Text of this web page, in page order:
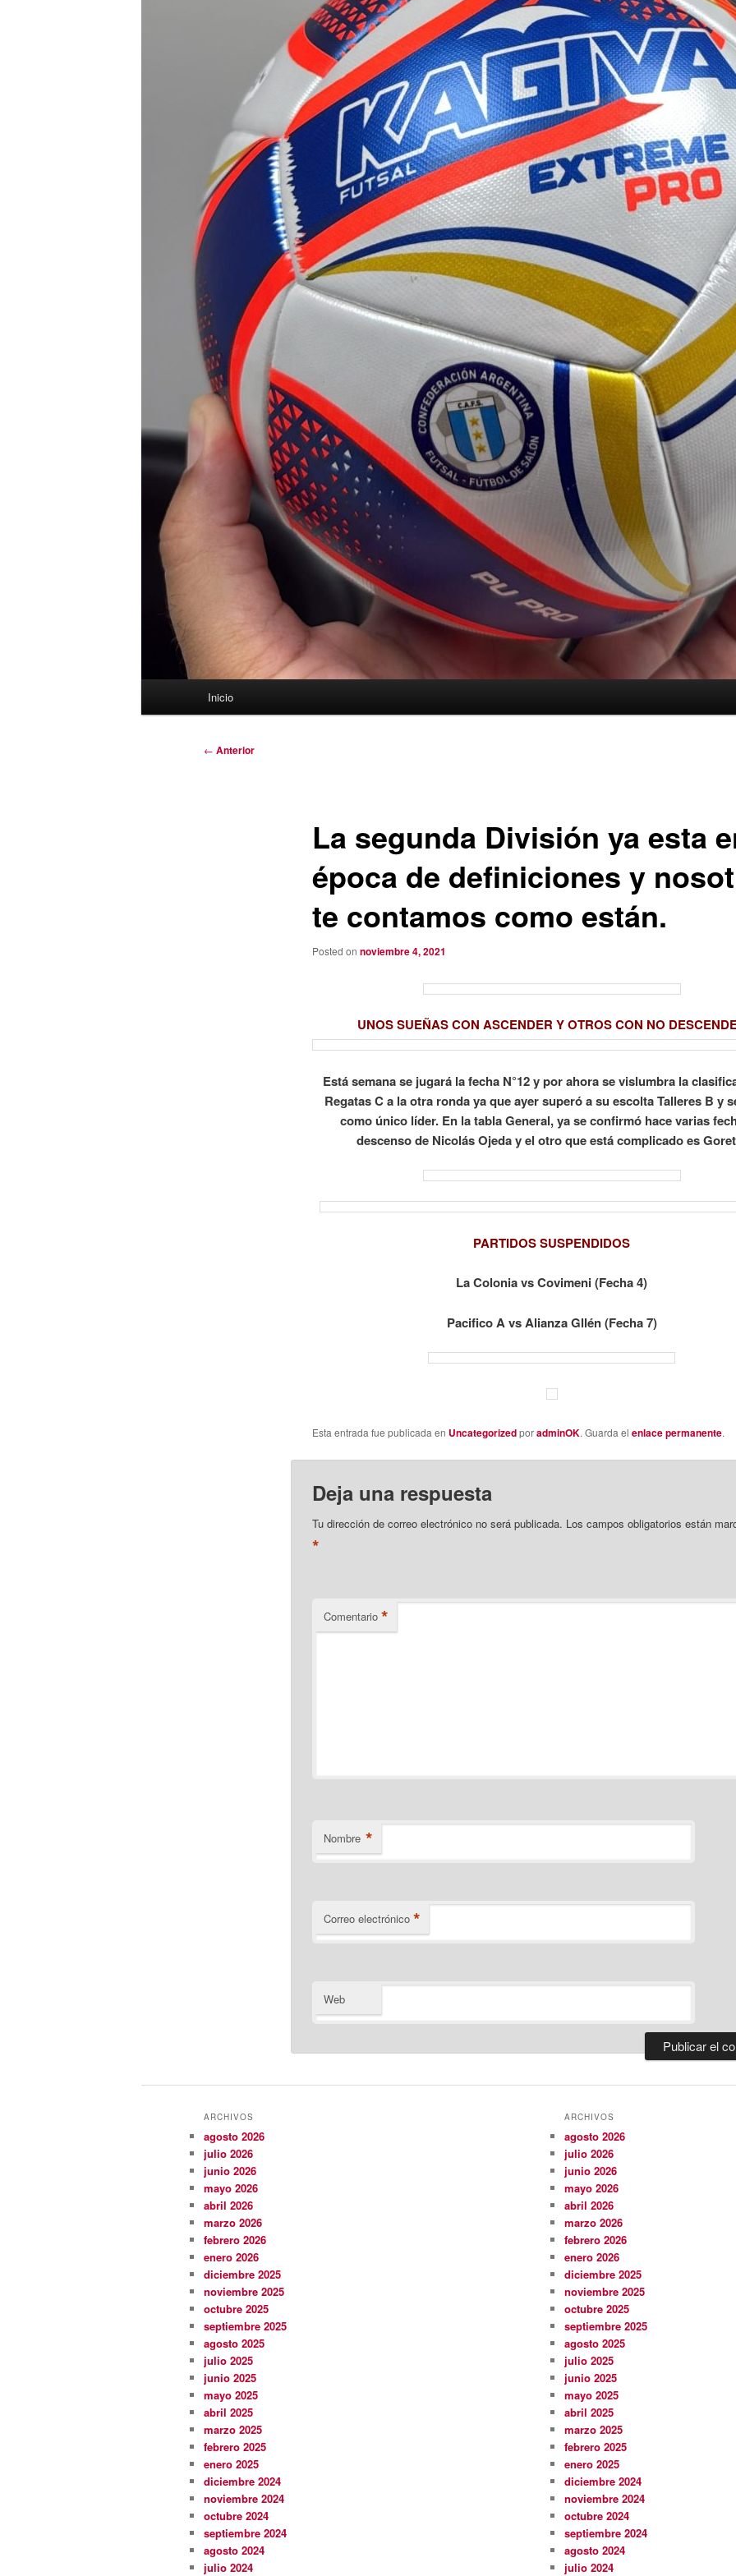
Inicio
Navegación
← Anterior
La segunda División ya esta
época de definiciones y
te contamos como están.
Posted on noviembre 4, 2021
UNOS SUEÑAS CON ASCENDER Y OTROS CON NO
Está semana se jugará la fecha N°12 y por ahora se vislumbra la
Regatas C a la otra ronda ya que ayer superó a su escolta Talleres B y
como único líder. En la tabla General, ya se confirmó hace varias
descenso de Nicolás Ojeda y el otro que está complicado es
PARTIDOS SUSPENDIDOS
La Colonia vs Covimeni (Fecha 4)
Pacifico A vs Alianza Gllén (Fecha 7)
Esta entrada fue publicada en UncategorizedporadminOK. Guarda el enlace permanente.
Deja una respuesta
Tu dirección de correo electrónico no será publicada. Los campos obligatorios están
*
Comentario *
Nombre *
Correo electrónico *
Web
ARCHIVOS
agosto 2026
julio 2026
junio 2026
mayo 2026
abril 2026
marzo 2026
febrero 2026
enero 2026
diciembre 2025
noviembre 2025
octubre 2025
septiembre 2025
agosto 2025
julio 2025
junio 2025
mayo 2025
abril 2025
marzo 2025
febrero 2025
enero 2025
diciembre 2024
noviembre 2024
octubre 2024
septiembre 2024
agosto 2024
julio 2024
ARCHIVOS
agosto 2026
julio 2026
junio 2026
mayo 2026
abril 2026
marzo 2026
febrero 2026
enero 2026
diciembre 2025
noviembre 2025
octubre 2025
septiembre 2025
agosto 2025
julio 2025
junio 2025
mayo 2025
abril 2025
marzo 2025
febrero 2025
enero 2025
diciembre 2024
noviembre 2024
octubre 2024
septiembre 2024
agosto 2024
julio 2024